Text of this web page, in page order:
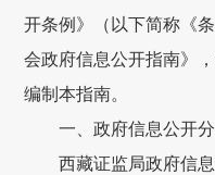
开条例》（以下简称《
会政府信息公开指南》
编制本指南。
一、政府信息公开
西藏证监局政府信